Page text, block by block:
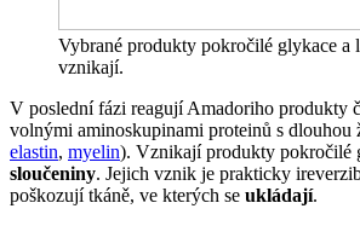
Vybrané produkty pokročilé glykace a
vznikají.
V poslední fázi reagují Amadoriho produkty
volnými aminoskupinami proteinů s dlouhou
elastin, myelin). Vznikají produkty pokročilé
sloučeniny. Jejich vznik je prakticky
poškozují tkáně, ve kterých se ukládají.